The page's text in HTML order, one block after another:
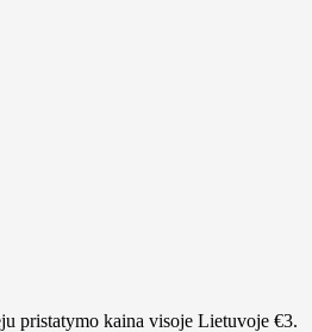
pristatymo kaina visoje Lietuvoje €3.